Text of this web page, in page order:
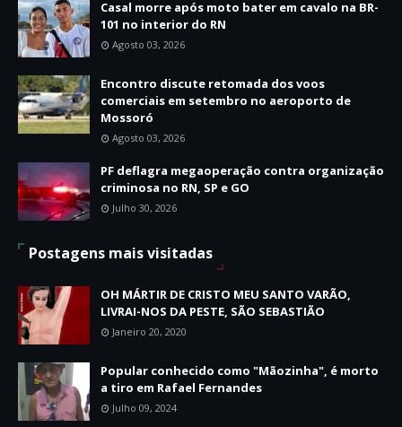
Casal morre após moto bater em cavalo na BR-
101 no interior do RN
Agosto 03, 2026
Encontro discute retomada dos voos
comerciais em setembro no aeroporto de
Mossoró
Agosto 03, 2026
PF deflagra megaoperação contra organização
criminosa no RN, SP e GO
Julho 30, 2026
Postagens mais visitadas
OH MÁRTIR DE CRISTO MEU SANTO VARÃO,
LIVRAI-NOS DA PESTE, SÃO SEBASTIÃO
Janeiro 20, 2020
Popular conhecido como "Mãozinha", é morto
a tiro em Rafael Fernandes
Julho 09, 2024